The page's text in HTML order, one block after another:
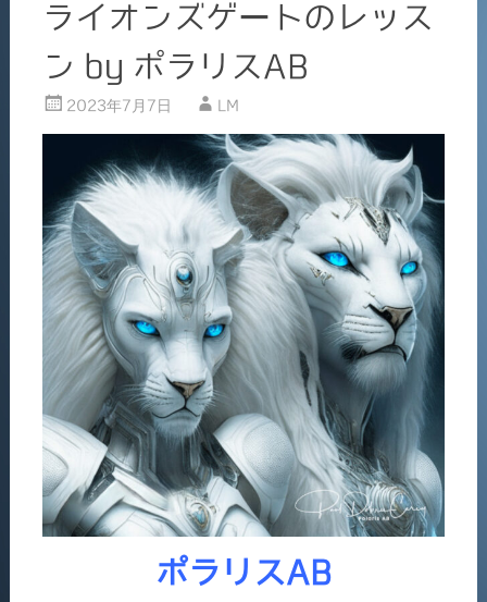
ライオンズゲートのレッス
ン by ポラリスAB
2023年7月7日 LM
ポラリスAB